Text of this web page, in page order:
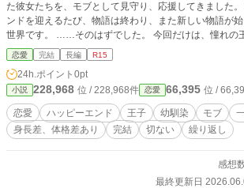
た彼女たちを、モブとして見守り、応援してきました
ンドを迎えるたび、物語は終わり、また新しい物語が
世界です。 ……そのはずでした。 今回だけは、憧れの王太子殿下に正体がバレ
てしまい、私は物語の“外”にいられなくなってしまったのです。 退場
主人公が、もう一度“愛”と“運命”に巻き込まれる。 これ
わらなかった恋を、今度こそ掴み取る物語。 ※一部に不穏な描写があります
が、基本はハッピーエンドです。 （R18版は別途公開し
恋愛 完結 長編 R15
24h.ポイント 0pt
小説 228,968 位 / 228,968件 恋愛 66,395 位 /
恋愛 ハッピーエンド 王子 幼馴染 モブ
身長差、体格差あり
完結 切ない 繰り返し
感想
最終更新日